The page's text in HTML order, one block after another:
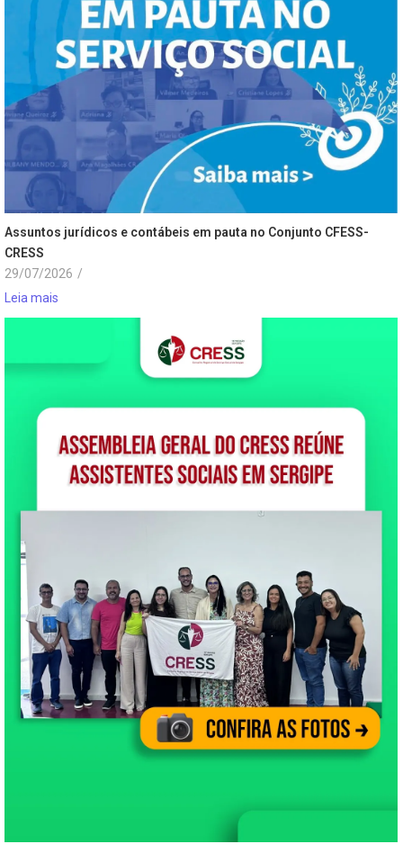
Assuntos jurídicos e contábeis em pauta no Conjunto CFESS-
CRESS
29/07/2026 /
Leia mais